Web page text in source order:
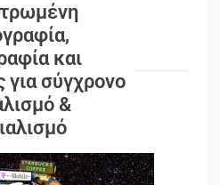
και
για σύγχρονο
&